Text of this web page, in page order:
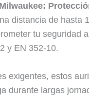
distancia de hasta
tu
y EN 352-10.
exigentes, estos
durante largas